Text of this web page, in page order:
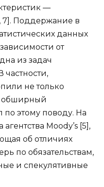
—
7]. Поддержание в
данных
от
из задач
частности,
не только
обширный
по этому поводу. На
агентства Moody’s [5],
об отличиях
по обязательствам,
и спекулятивные